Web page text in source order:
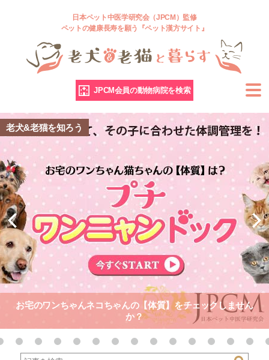
日本ペット中医学研究会（JPCM）監修
ペットの健康長寿を願う『ペット漢方サイト』
JPCM会員の動物病院を検索
老犬&老猫を知ろう
お宅のワンちゃんネコちゃんの【体質】をチェックしません
か？